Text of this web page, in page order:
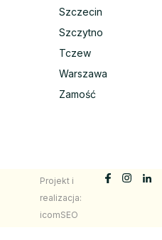
Szczecin
Szczytno
Tczew
Warszawa
Zamość
Projekt i
realizacja:
icomSEO